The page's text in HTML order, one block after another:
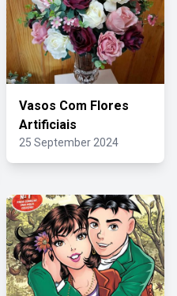
Vasos Com Flores
Artificiais
25 September 2024